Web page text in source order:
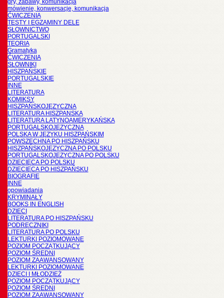
gry, zabawy, komunikacja
mówienie, konwersacje, komunikacja
ĆWICZENIA
TESTY I EGZAMINY DELE
SŁOWNICTWO
PORTUGALSKI
TEORIA
Gramatyka
ĆWICZENIA
SŁOWNIKI
HISZPAŃSKIE
PORTUGALSKIE
INNE
LITERATURA
KOMIKSY
HISZPAŃSKOJĘZYCZNA
LITERATURA HISZPANSKA
LITERATURA LATYNOAMERYKAŃSKA
PORTUGALSKOJĘZYCZNA
POLSKA W JĘZYKU HISZPAŃSKIM
POWSZECHNA PO HISZPAŃSKU
HISZPAŃSKOJĘZYCZNA PO POLSKU
PORTUGALSKOJĘZYCZNA PO POLSKU
DZIECIĘCA PO POLSKU
DZIECIĘCA PO HISZPAŃSKU
BIOGRAFIE
INNE
opowiadania
KRYMINAŁY
BOOKS IN ENGLISH
DZIECI
LITERATURA PO HISZPAŃSKU
PODRĘCZNIKI
LITERATURA PO POLSKU
LEKTURKI POZIOMOWANE
POZIOM POCZĄTKUJĄCY
POZIOM ŚREDNI
POZIOM ZAAWANSOWANY
LEKTURKI POZIOMOWANE
DZIECI I MŁODZIEŻ
POZIOM POCZĄTKUJĄCY
POZIOM ŚREDNI
POZIOM ZAAWANSOWANY